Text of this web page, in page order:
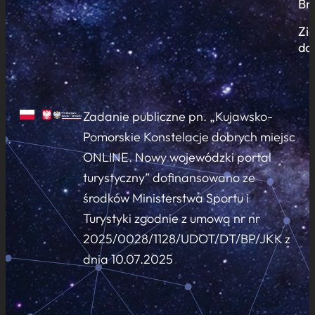
Zadanie publiczne pn. „Kujawsko-
Pomorskie Konstelacje dobrych miejsc
ONLINE. Nowy wojewódzki portal
turystyczny” dofinansowano ze
środków Ministerstwa Sportu i
Turystyki zgodnie z umową nr nr
2025/0028/1128/UDOT/DT/BP/JKK z
dnia 10.07.2025